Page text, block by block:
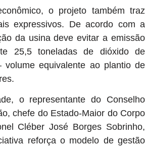
o projeto também traz
expressivos. De acordo com a
da usina deve evitar a emissão
25,5 toneladas de dióxido de
equivalente ao plantio de
o representante do Conselho
chefe do Estado-Maior do Corpo
Cléber José Borges Sobrinho,
reforça o modelo de gestão